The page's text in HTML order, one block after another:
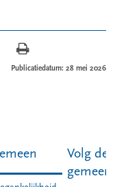
Publicatiedatum: 28 mei 2026
Volg de